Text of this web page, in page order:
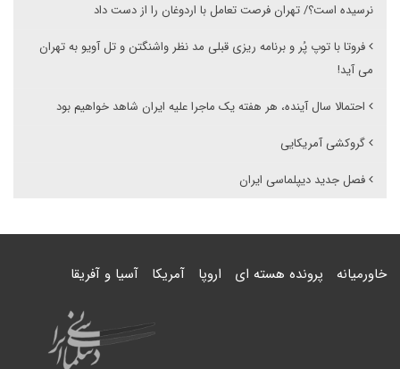
نرسیده است؟/ تهران فرصت تعامل با اردوغان را از دست داد
فروتا با توپ پُر و برنامه ریزی قبلی مد نظر واشنگتن و تل آویو به تهران
می آید!
احتمالا سال آینده، هر هفته یک ماجرا علیه ایران شاهد خواهیم بود
گروکشی آمریکایی
فصل جدید دیپلماسی ایران
خاورمیانه پرونده هسته ای اروپا آمریکا آسیا و آفریقا